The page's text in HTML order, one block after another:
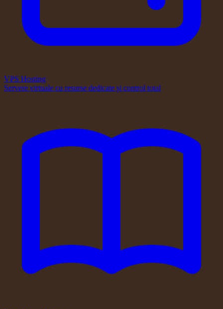
VPS Hosting
Servere virtuale cu resurse dedicate și control total